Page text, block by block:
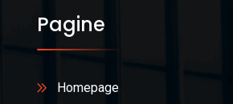
Pagine
Homepage